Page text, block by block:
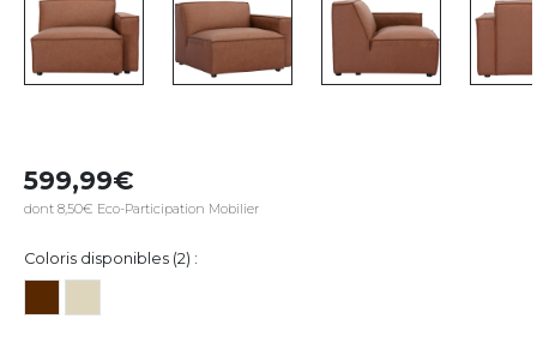
599,99
dont 8,50€ Eco-Participation Mobilier
Coloris disponibles (2) :